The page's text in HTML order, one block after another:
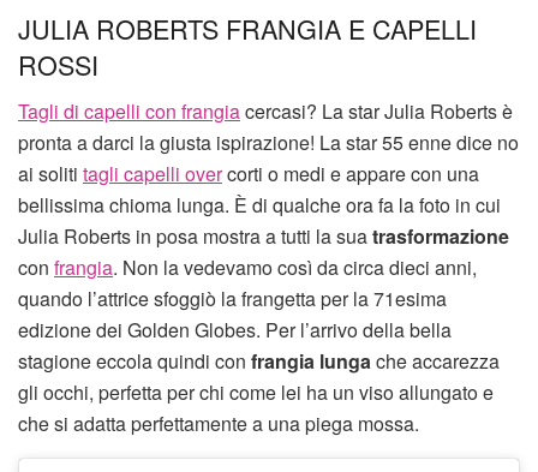
JULIA ROBERTS FRANGIA E CAPELLI
ROSSI
Tagli di capelli con frangiacercasi? La star Julia Roberts è
pronta a darci la giusta ispirazione! La star 55 enne dice no
ai soliti tagli capelli overcorti o medi e appare con una
bellissima chioma lunga. È di qualche ora fa la foto in cui
Julia Roberts in posa mostra a tutti la suatrasformazione
con frangia. Non la vedevamo così da circa dieci anni,
quando l’attrice sfoggiò la frangetta per la 71esima
edizione dei Golden Globes. Per l’arrivo della bella
stagione eccola quindi con frangia lungache accarezza
gli occhi, perfetta per chi come lei ha un viso allungato e
che si adatta perfettamente a una piega mossa.